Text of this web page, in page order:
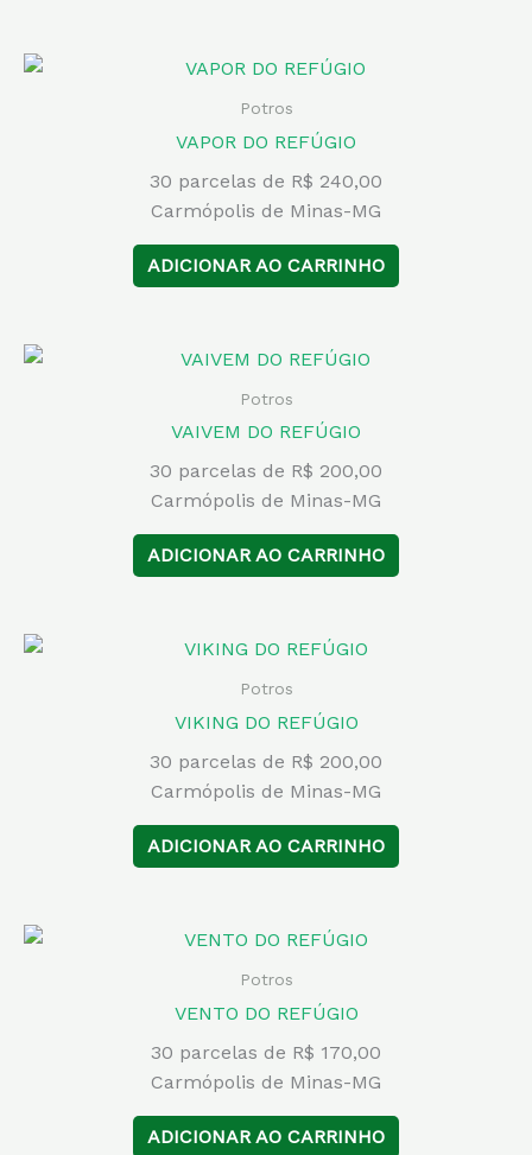
Potros
VAPOR DO REFÚGIO
30 parcelas de R$ 240,00
Carmópolis de Minas-MG
ADICIONAR AO CARRINHO
Potros
VAIVEM DO REFÚGIO
30 parcelas de R$ 200,00
Carmópolis de Minas-MG
ADICIONAR AO CARRINHO
Potros
VIKING DO REFÚGIO
30 parcelas de R$ 200,00
Carmópolis de Minas-MG
ADICIONAR AO CARRINHO
Potros
VENTO DO REFÚGIO
30 parcelas de R$ 170,00
Carmópolis de Minas-MG
ADICIONAR AO CARRINHO